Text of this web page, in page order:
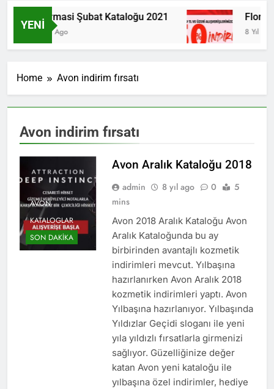
YENI
Farmasi Şubat Kataloğu 2021
6 Yıl Ago 8 Yıl Ago
Home Avon indirim fırsatı
Avon indirim fırsatı
AVON
KATALOGLAR
SON DAKIKA
Avon Aralık Kataloğu 2018
admin 8 yıl ago 0
5
mins
Avon 2018 Aralık Kataloğu Avon
Aralık Kataloğunda bu ay
birbirinden avantajlı kozmetik
indirimleri mevcut. Yılbaşına
hazırlanırken Avon Aralık 2018
kozmetik indirimleri yaptı. Avon
Yılbaşına hazırlanıyor. Yılbaşında
Yıldızlar Geçidi sloganı ile yeni
yıla yıldızlı fırsatlarla girmenizi
sağlıyor. Güzelliğinize değer
katan Avon yeni kataloğu ile
yılbaşına özel indirimler, hediye